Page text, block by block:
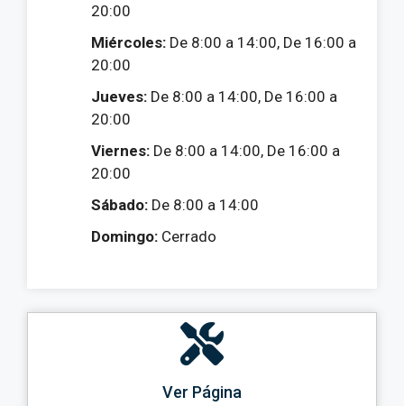
20:00
Miércoles: De 8:00 a 14:00, De 16:00 a
20:00
Jueves: De 8:00 a 14:00, De 16:00 a
20:00
Viernes: De 8:00 a 14:00, De 16:00 a
20:00
Sábado: De 8:00 a 14:00
Domingo: Cerrado
Ver Página